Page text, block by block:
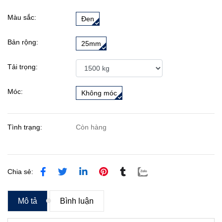
Màu sắc: Đen
Bản rộng: 25mm
Tải trọng:
Móc: Không móc
Tình trạng: Còn hàng
Chia sẻ:
Mô tả Bình luận